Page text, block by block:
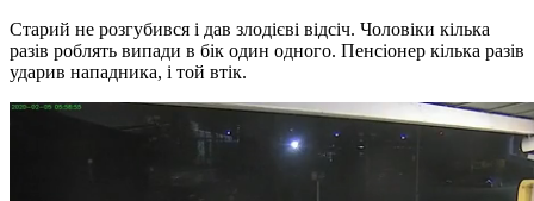
Старий не розгубився і дав злодієві відсіч. Чоловіки кілька
разів роблять випади в бік один одного. Пенсіонер кілька разів
ударив нападника, і той втік.